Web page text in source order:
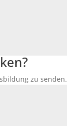
zu senden.